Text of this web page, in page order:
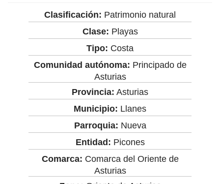
Clasificación: Patrimonio natural
Clase: Playas
Tipo: Costa
Comunidad autónoma: Principado de
Asturias
Provincia: Asturias
Municipio: Llanes
Parroquia: Nueva
Entidad: Picones
Comarca: Comarca del Oriente de
Asturias